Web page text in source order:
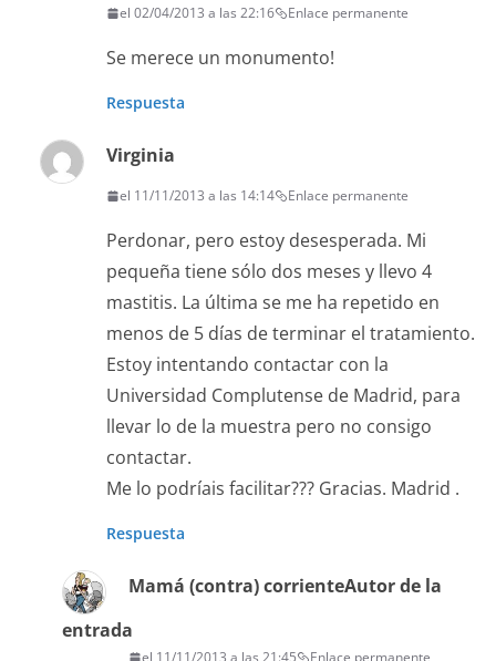
el 02/04/2013 a las 22:16 Enlace permanente
Se merece un monumento!
Respuesta
Virginia
el 11/11/2013 a las 14:14 Enlace permanente
Perdonar, pero estoy desesperada. Mi
pequeña tiene sólo dos meses y llevo 4
mastitis. La última se me ha repetido en
menos de 5 días de terminar el tratamiento.
Estoy intentando contactar con la
Universidad Complutense de Madrid, para
llevar lo de la muestra pero no consigo
contactar.
Me lo podríais facilitar??? Gracias. Madrid .
Respuesta
Mamá (contra) corrienteAutor de la
entrada